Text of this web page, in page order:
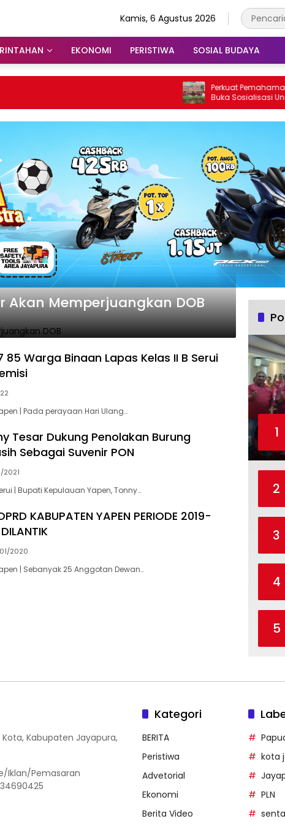
Kamis, 6 Agustus 2026
EKONOMI PERISTIWA SOSIAL BUDAYA
Perkuat Pemahaman,
Buka Sosialisasi
Otonomi Khusus Papua
Tesar Akan Memperjuangkan DOB
85 Warga Binaan Lapas Kelas II B Serui
| Pada perayaan Hari Ulang…
Tesar Dukung Penolakan Burung
Sebagai Suvenir PON
| Bupati Kepulauan Yapen, Tonny…
KABUPATEN YAPEN PERIODE 2019-
2020
| Sebanyak 25 Anggotan Dewan…
1
2
3
4
5
Kabupaten Jayapura,
Iklan/Pemasaran
Kategori
BERITA
Peristiwa
Advetorial
Ekonomi
Berita Video
kota
PLN